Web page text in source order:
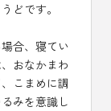
どです。
合、寝てい
おなかまわ
こまめに調
みを意識し